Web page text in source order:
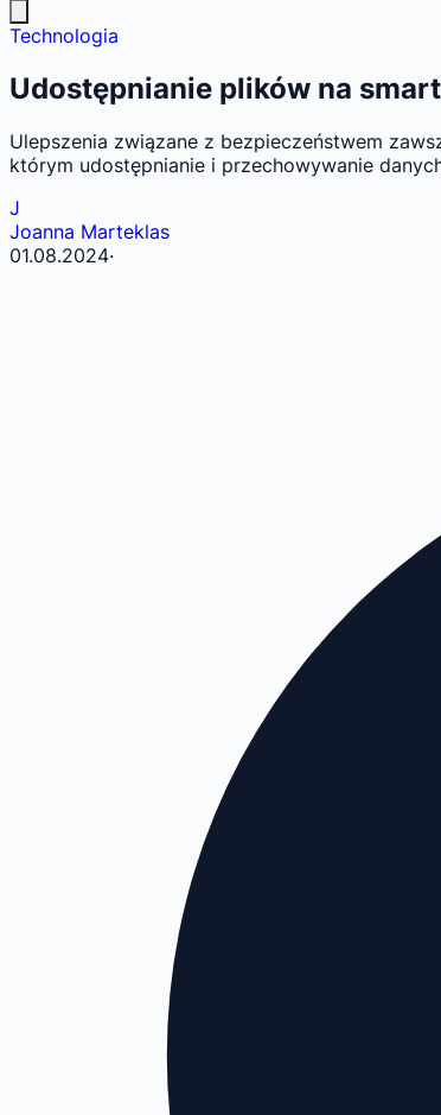
Technologia
Udostępnianie plików na
Ulepszenia związane z bezpieczeństwem
którym udostępnianie i przechowywanie
J
Joanna Marteklas
01.08.2024·